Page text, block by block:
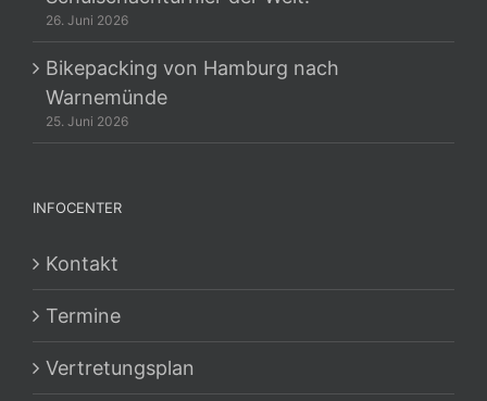
26. Juni 2026
Bikepacking von Hamburg nach
Warnemünde
25. Juni 2026
INFOCENTER
Kontakt
Termine
Vertretungsplan